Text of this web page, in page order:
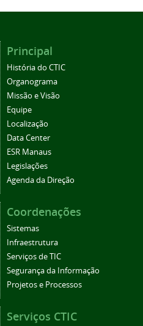
Principal
História do CTIC
Organograma
Missão e Visão
Equipe
Localização
Data Center
ESR Manaus
Legislações
Agenda da Direção
Coordenações
Sistemas
Infraestrutura
Serviços de TIC
Segurança da Informação
Projetos e Processos
Serviços CTIC